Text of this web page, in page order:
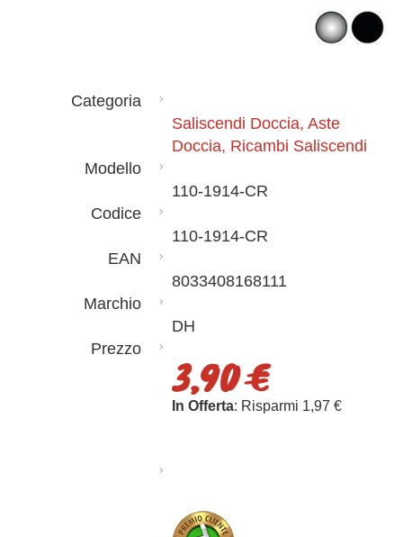
Categoria
Saliscendi Doccia, Aste
Doccia, Ricambi Saliscendi
Modello
110-1914-CR
Codice
110-1914-CR
EAN
8033408168111
Marchio
DH
Prezzo
3,90 €
In Offerta: Risparmi 1,97 €